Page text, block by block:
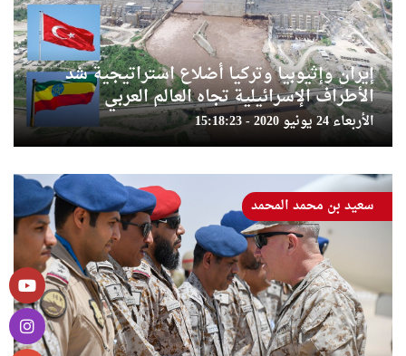
إيران وإثيوبيا وتركيا أضلاع استراتيجية شد
الأطراف الإسرائيلية تجاه العالم العربي
الأربعاء 24 يونيو 2020 - 15:18:23
سعيد بن محمد المحمد